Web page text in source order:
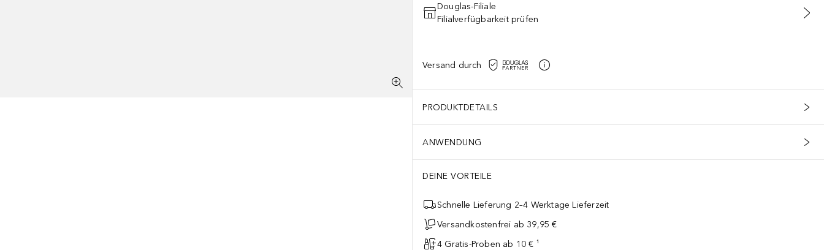
Douglas-Filiale
Filialverfügbarkeit prüfen
Versand durch
PRODUKTDETAILS
ANWENDUNG
DEINE VORTEILE
Schnelle Lieferung 2–4 Werktage Lieferzeit
Versandkostenfrei ab 39,95 €
4 Gratis-Proben ab 10 € ¹